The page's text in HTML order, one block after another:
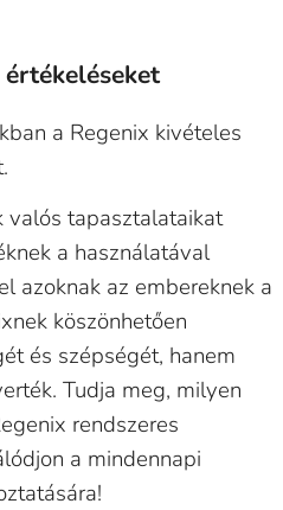
értékeléseket
a Regenix kivételes
tapasztalataikat
a használatával
azoknak az embereknek a
köszönhetően
és szépségét, hanem
Tudja meg, milyen
rendszeres
a mindennapi